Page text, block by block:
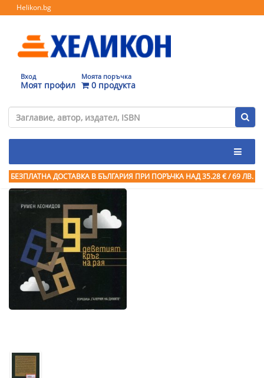
Helikon.bg
Вход
Моят профил
Моята поръчка
0 продукта
БЕЗПЛАТНА ДОСТАВКА В БЪЛГАРИЯ ПРИ ПОРЪЧКА НАД 35.28 € / 69 ЛВ.